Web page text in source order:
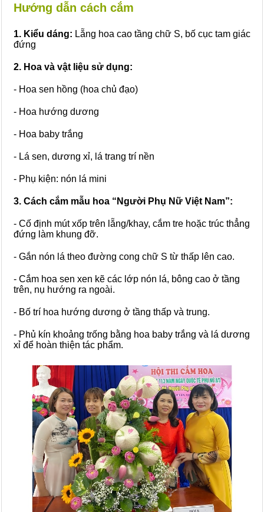
Hướng dẫn cách cắm
1. Kiểu dáng: Lẵng hoa cao tầng chữ S, bố cục tam giác
đứng
2. Hoa và vật liệu sử dụng:
- Hoa sen hồng (hoa chủ đạo)
- Hoa hướng dương
- Hoa baby trắng
- Lá sen, dương xỉ, lá trang trí nền
- Phụ kiện: nón lá mini
3. Cách cắm mẫu hoa “Người Phụ Nữ Việt Nam”:
- Cố định mút xốp trên lẵng/khay, cắm tre hoặc trúc thẳng
đứng làm khung đỡ.
- Gắn nón lá theo đường cong chữ S từ thấp lên cao.
- Cắm hoa sen xen kẽ các lớp nón lá, bông cao ở tầng
trên, nụ hướng ra ngoài.
- Bố trí hoa hướng dương ở tầng thấp và trung.
- Phủ kín khoảng trống bằng hoa baby trắng và lá dương
xỉ để hoàn thiện tác phẩm.